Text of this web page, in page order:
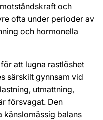
och
ofta under perioder av
och hormonella
att lugna rastlöshet
särskilt gynnsam vid
utmattning,
försvagat. Den
känslomässig balans